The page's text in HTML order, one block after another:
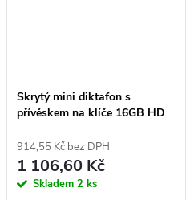
Skrytý mini diktafon s
přívěskem na klíče 16GB HD
914,55 Kč bez DPH
1 106,60 Kč
Skladem 2 ks